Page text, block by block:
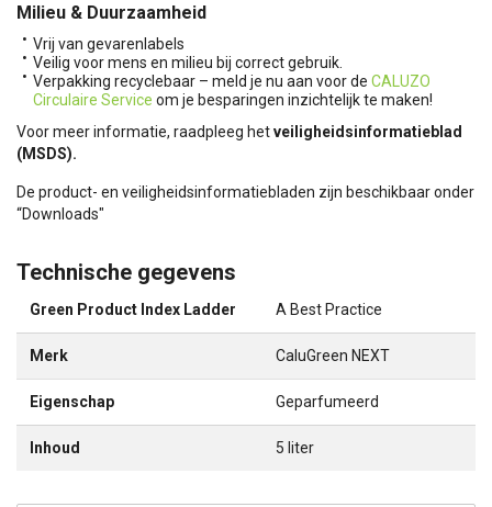
Milieu & Duurzaamheid
Vrij van gevarenlabels
Veilig voor mens en milieu bij correct gebruik.
Verpakking recyclebaar – meld je nu aan voor de CALUZO
Circulaire Service om je besparingen inzichtelijk te maken!
Voor meer informatie, raadpleeg hetveiligheidsinformatieblad
(MSDS).
De product- en veiligheidsinformatiebladen zijn beschikbaar onder
“Downloads"
Technische gegevens
Green Product Index Ladder A Best Practice
Merk CaluGreen NEXT
Eigenschap Geparfumeerd
Inhoud 5 liter